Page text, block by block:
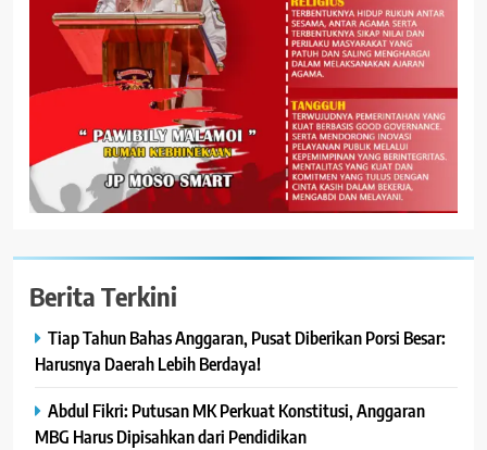
Berita Terkini
Tiap Tahun Bahas Anggaran, Pusat Diberikan Porsi Besar:
Harusnya Daerah Lebih Berdaya!
Abdul Fikri: Putusan MK Perkuat Konstitusi, Anggaran
MBG Harus Dipisahkan dari Pendidikan